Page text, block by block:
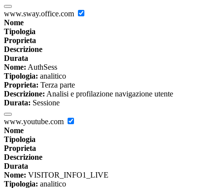
www.sway.office.com
Nome
Tipologia
Proprieta
Descrizione
Durata
Nome: AuthSess
Tipologia: analitico
Proprieta: Terza parte
Descrizione: Analisi e profilazione navigazione utente
Durata: Sessione
www.youtube.com
Nome
Tipologia
Proprieta
Descrizione
Durata
Nome: VISITOR_INFO1_LIVE
Tipologia: analitico